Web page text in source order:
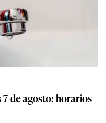
de agosto: horarios